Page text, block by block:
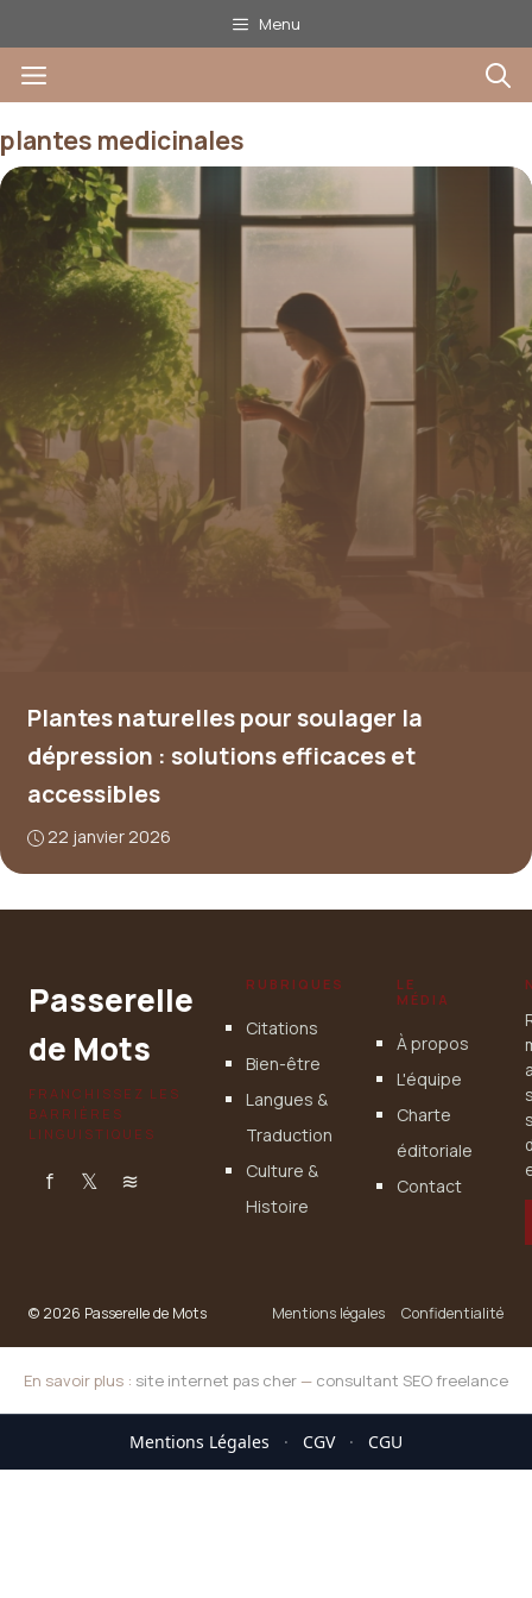
au
contenu
Menu
Menu
plantes medicinales
Plantes naturelles pour soulager la
dépression : solutions efficaces et
accessibles
22 janvier 2026
Passerelle
de Mots
FRANCHISSEZ LES
BARRIÈRES
LINGUISTIQUES
f 𝕏 ≋
RUBRIQUES
Citations
Bien-être
Langues &
Traduction
Culture &
Histoire
LE
MÉDIA
À propos
L'équipe
Charte
éditoriale
Contact
© 2026 Passerelle de Mots Mentions légales Confidentialité
En savoir plus : site internet pas cher — consultant SEO freelance
Mentions Légales · CGV · CGU